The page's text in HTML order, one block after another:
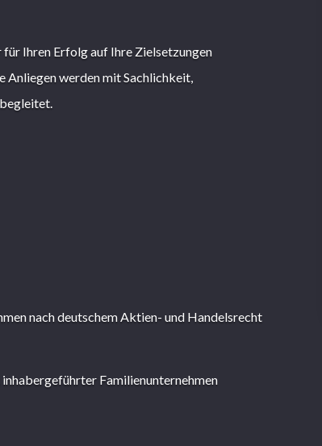
Ihren Erfolg auf Ihre Zielsetzungen
werden mit Sachlichkeit,
nach deutschem Aktien- und Handelsrecht
Familienunternehmen